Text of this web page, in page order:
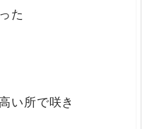
た
い所で咲き